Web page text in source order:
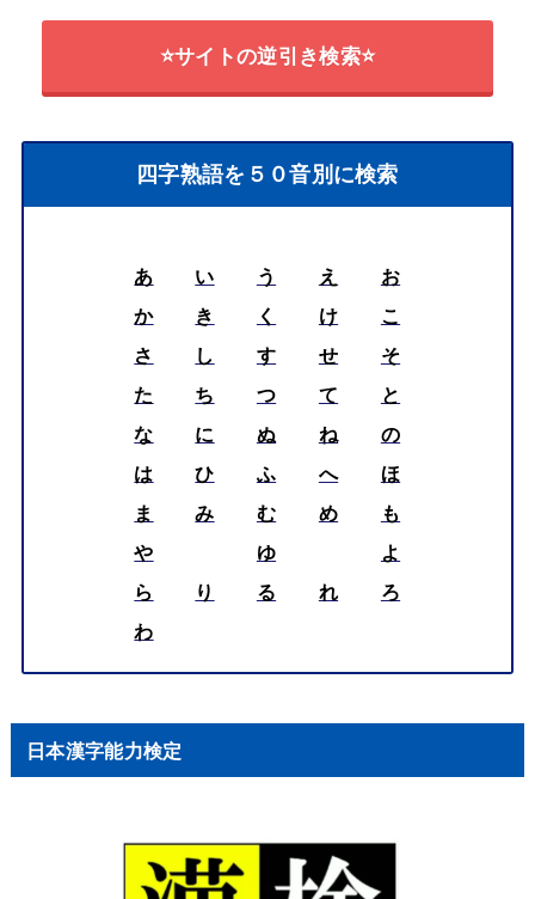
⭐サイトの逆引き検索⭐
四字熟語を５０音別に検索
あ い う え
お
か
き く け
こ
さ
し す せ
そ
た
ち つ て
と
な
に ぬ ね
の
は
ひ ふ へ
ほ
ま
み む め
も
や
ゆ
よ
ら
り る れ
ろ
わ
日本漢字能力検定